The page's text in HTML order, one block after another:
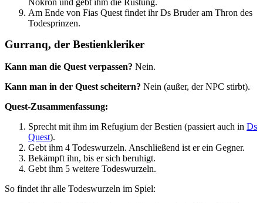
Am Ende von Fias Quest findet ihr Ds Bruder am Thron des
Todesprinzen.
Gurranq, der Bestienkleriker
Kann man die Quest verpassen? Nein.
Kann man in der Quest scheitern? Nein (außer, der NPC stirbt).
Quest-Zusammenfassung:
Sprecht mit ihm im Refugium der Bestien (passiert auch in Ds
Quest).
Gebt ihm 4 Todeswurzeln. Anschließend ist er ein Gegner.
Bekämpft ihn, bis er sich beruhigt.
Gebt ihm 5 weitere Todeswurzeln.
So findet ihr alle Todeswurzeln im Spiel: